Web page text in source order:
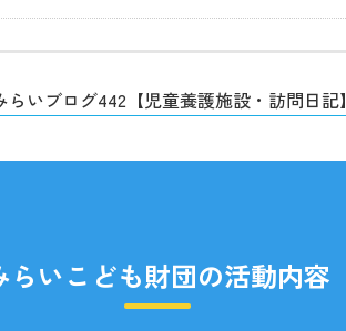
らいブログ442【児童養護施設・訪問日記】
らいこども財団の活動内容